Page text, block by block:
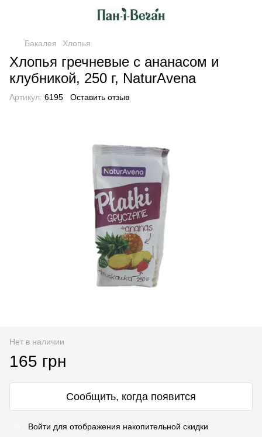
Бакалея Хлопья
Хлопья гречневые с ананасом и
клубникой, 250 г, NaturAvena
Артикул: 6195 Оставить отзыв
Нет в наличии
165 грн
Сообщить, когда появится
Войти для отображения накопительной скидки